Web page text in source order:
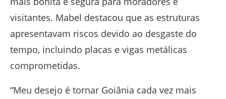
visitantes. Mabel destacou que as estruturas
apresentavam riscos devido ao desgaste do
tempo, incluindo placas e vigas metálicas
comprometidas.
“Meu desejo é tornar Goiânia cada vez mais